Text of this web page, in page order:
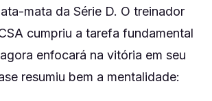
mata da Série D. O treinador
cumpriu a tarefa fundamental
enfocará na vitória em seu
resumiu bem a mentalidade: